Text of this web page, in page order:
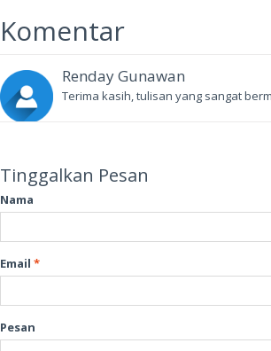
Komentar
Renday Gunawan
Terima kasih, tulisan yang sangat
Tinggalkan Pesan
Nama
Email *
Pesan